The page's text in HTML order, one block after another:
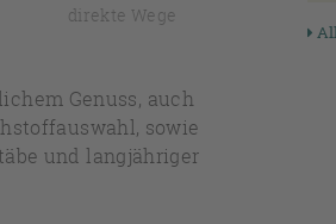
direkte Wege
Genuss, auch
sowie
und langjähriger